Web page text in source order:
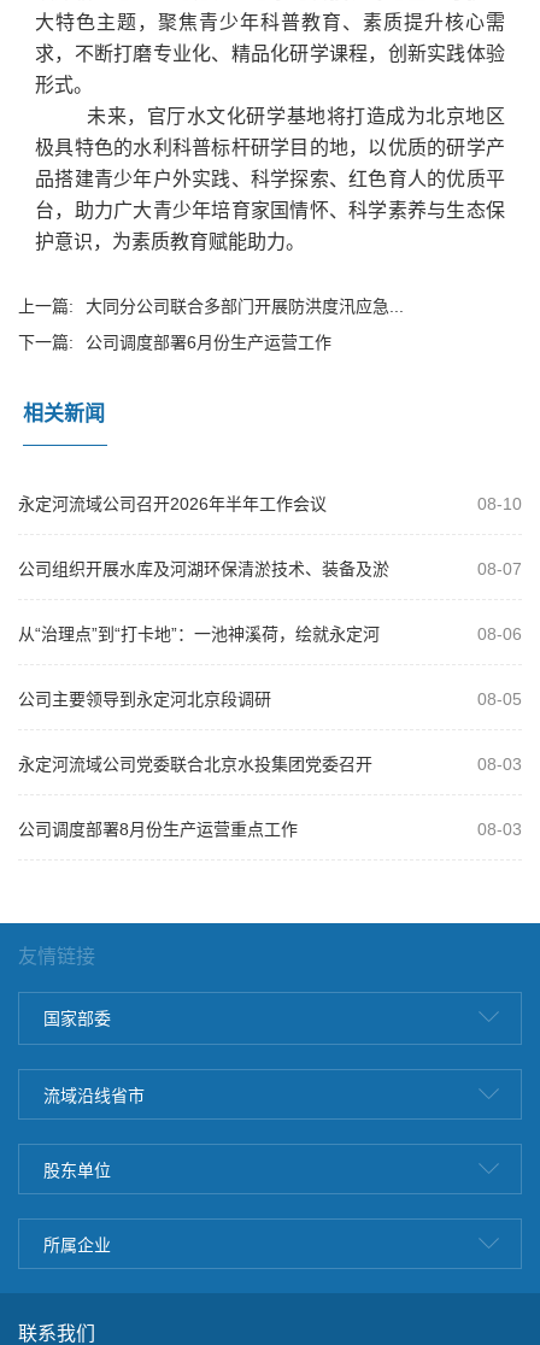
大特色主题，聚焦青少年科普教育、素质提升核心需
求，不断打磨专业化、精品化研学课程，创新实践体验
形式。
未来，官厅水文化研学基地将打造成为北京地区
极具特色的水利科普标杆研学目的地，以优质的研学产
品搭建青少年户外实践、科学探索、红色育人的优质平
台，助力广大青少年培育家国情怀、科学素养与生态保
护意识，为素质教育赋能助力。
上一篇:
大同分公司联合多部门开展防洪度汛应急...
下一篇:
公司调度部署6月份生产运营工作
相关新闻
永定河流域公司召开2026年半年工作会议 08-10
公司组织开展水库及河湖环保清淤技术、装备及淤
08-07
从“治理点”到“打卡地”：一池神溪荷，绘就永定河
08-06
公司主要领导到永定河北京段调研 08-05
永定河流域公司党委联合北京水投集团党委召开
08-03
公司调度部署8月份生产运营重点工作 08-03
友情链接
国家部委
流域沿线省市
股东单位
所属企业
联系我们